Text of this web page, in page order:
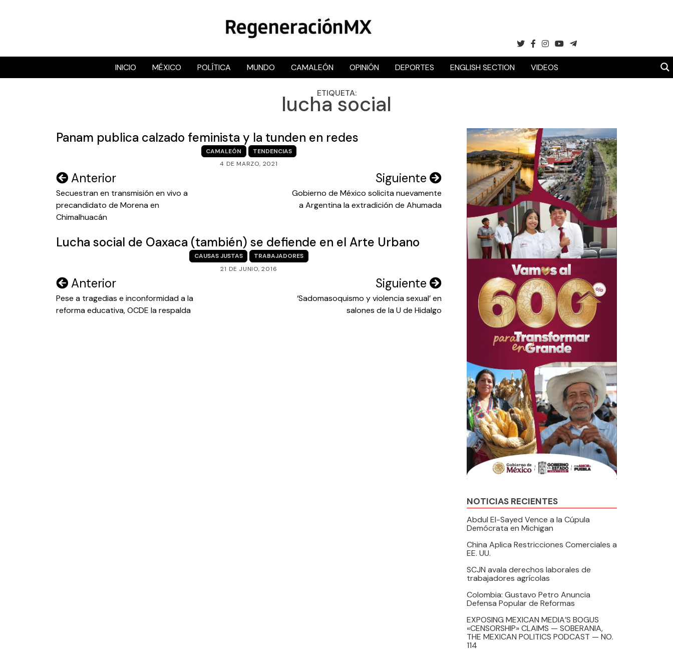
RegeneraciónMX
Sitio de noticias libre e independiente
INICIO MÉXICO POLÍTICA MUNDO CAMALEÓN OPINIÓN DEPORTES ENGLISH SECTION VIDEOS
ETIQUETA:
lucha social
Panam publica calzado feminista y la tunden en redes
CAMALEÓN
TENDENCIAS
4 DE MARZO, 2021
Navegación
de
entradas
Anterior
Secuestran en transmisión en vivo a
precandidato de Morena en
Chimalhuacán
Siguiente
Gobierno de México solicita nuevamente
a Argentina la extradición de Ahumada
Lucha social de Oaxaca (también) se defiende en el Arte Urbano
CAUSAS JUSTAS
TRABAJADORES
21 DE JUNIO, 2016
Navegación
de
Anterior
Pese a tragedias e inconformidad a la
reforma educativa, OCDE la respalda
Siguiente
‘Sadomasoquismo y violencia sexual’ en
salones de la U de Hidalgo
NOTICIAS RECIENTES
Abdul El-Sayed Vence a la Cúpula
Demócrata en Michigan
China Aplica Restricciones Comerciales a
EE. UU.
SCJN avala derechos laborales de
trabajadores agrícolas
Colombia: Gustavo Petro Anuncia
Defensa Popular de Reformas
EXPOSING MEXICAN MEDIA’S BOGUS
«CENSORSHIP» CLAIMS — SOBERANIA,
THE MEXICAN POLITICS PODCAST — NO.
114